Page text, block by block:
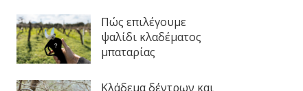
Πώς επιλέγουμε
ψαλίδι κλαδέματος
μπαταρίας
Κλάδεμα δέντρων και